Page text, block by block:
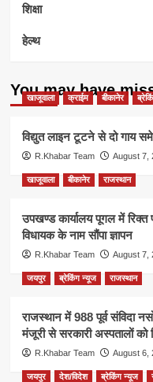
शिक्षा
हेल्थ
You may have
खाजूवाला क्राईम बीकानेर
विद्युत लाइन टूटने से दो गाय
R.Khabar Team August 7,
खाजूवाला बीकानेर राजस्थान
उपखण्ड कार्यालय पूगल में
विधायक के नाम सौंपा ज्ञापन
R.Khabar Team August 7,
जयपुर ब्रेकिंग न्यूज राजस्थान
राजस्थान में 988 पूर्व संविदा
मंजूरी से सरकारी अस्पतालों को
R.Khabar Team August 6,
जयपुर देश/विदेश ब्रेकिंग न्यूज